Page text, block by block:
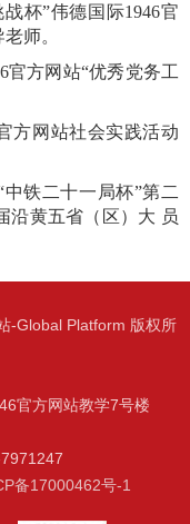
战杯”伟德国际1946官
师。
官方网站“优秀党务工
方网站社会实践活动
中铁二十一局杯”第二
沿黄五省（区）大 员
-Global Platform 版权所
官方网站教学7号楼
备17000462号-1